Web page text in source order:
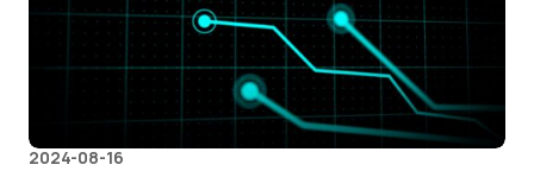
2024-08-16